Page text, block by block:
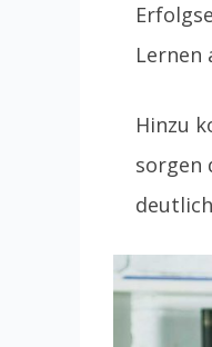
Lernen
Hinzu
sorgen